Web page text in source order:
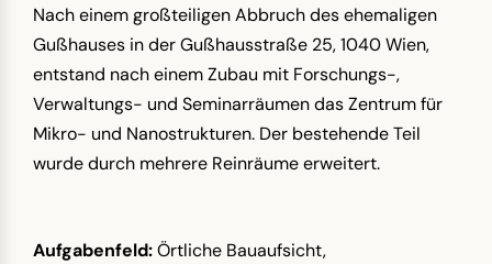
Nach einem großteiligen Abbruch des ehemaligen
Gußhauses in der Gußhausstraße 25, 1040 Wien,
entstand nach einem Zubau mit Forschungs-,
Verwaltungs- und Seminarräumen das Zentrum für
Mikro- und Nanostrukturen. Der bestehende Teil
wurde durch mehrere Reinräume erweitert.
Aufgabenfeld:Örtliche Bauaufsicht,